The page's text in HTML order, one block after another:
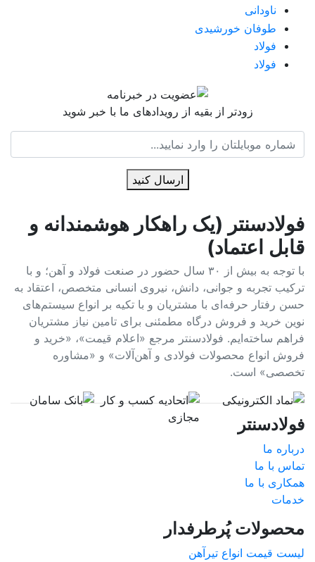
ناودانی
طوفان خورشیدی
فولاد
فولاد
زودتر از بقیه از رویدادهای ما با خبر شوید
ارسال کنید
فولادسنتر (یک راهکار هوشمندانه و
قابل اعتماد)
با توجه به بیش از ۳۰ سال حضور در صنعت فولاد و آهن؛ و با
ترکیب تجربه و جوانی، دانش، نیروی انسانی متخصص، اعتقاد به
حسن رفتار حرفه‌ای با مشتریان و با تکیه بر انواع سیستم‌های
نوین خرید و فروش درگاه مطمئنی برای تامین نیاز مشتریان
فراهم ساخته‌ایم. فولادسنتر مرجع «اعلام قیمت»، «خرید و
فروش انواع محصولات فولادی و آهن‌آلات» و «مشاوره
تخصصی» است.
فولادسنتر
درباره ما
تماس با ما
همکاری با ما
خدمات
محصولات پُرطرفدار
لیست قیمت انواع تیرآهن